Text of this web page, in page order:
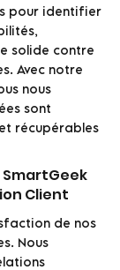
pour identifier
solide contre
Avec notre
nous
sont
récupérables
SmartGeek
Client
de nos
Nous